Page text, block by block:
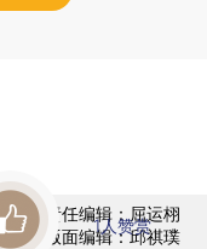
责任编辑：屈运栩
版面编辑：邱祺璞
1人赞赏